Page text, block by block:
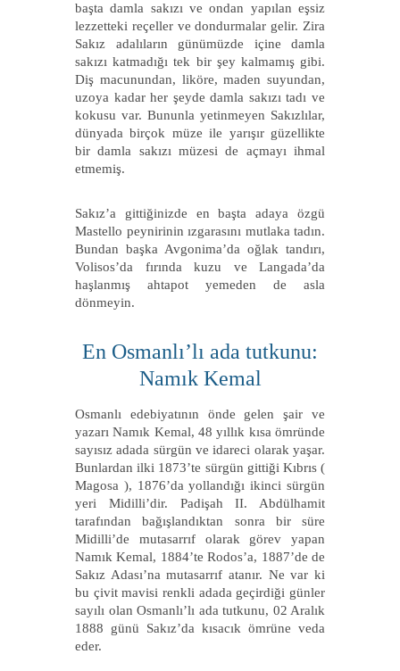
başta damla sakızı ve ondan yapılan eşsiz
lezzetteki reçeller ve dondurmalar gelir. Zira
Sakız adalıların günümüzde içine damla
sakızı katmadığı tek bir şey kalmamış gibi.
Diş macunundan, liköre, maden suyundan,
uzoya kadar her şeyde damla sakızı tadı ve
kokusu var. Bununla yetinmeyen Sakızlılar,
dünyada birçok müze ile yarışır güzellikte
bir damla sakızı müzesi de açmayı ihmal
etmemiş.
Sakız’a gittiğinizde en başta adaya özgü
Mastello peynirinin ızgarasını mutlaka tadın.
Bundan başka Avgonima’da oğlak tandırı,
Volisos’da fırında kuzu ve Langada’da
haşlanmış ahtapot yemeden de asla
dönmeyin.
En Osmanlı’lı ada tutkunu:
Namık Kemal
Osmanlı edebiyatının önde gelen şair ve
yazarı Namık Kemal, 48 yıllık kısa ömründe
sayısız adada sürgün ve idareci olarak yaşar.
Bunlardan ilki 1873’te sürgün gittiği Kıbrıs (
Magosa ), 1876’da yollandığı ikinci sürgün
yeri Midilli’dir. Padişah II. Abdülhamit
tarafından bağışlandıktan sonra bir süre
Midilli’de mutasarrıf olarak görev yapan
Namık Kemal, 1884’te Rodos’a, 1887’de de
Sakız Adası’na mutasarrıf atanır. Ne var ki
bu çivit mavisi renkli adada geçirdiği günler
sayılı olan Osmanlı’lı ada tutkunu, 02 Aralık
1888 günü Sakız’da kısacık ömrüne veda
eder.